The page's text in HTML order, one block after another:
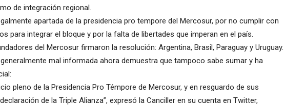
de integración regional.
apartada de la presidencia pro tempore del Mercosur, por no cumplir con
para integrar el bloque y por la falta de libertades que imperan en el país.
del Mercosur firmaron la resolución: Argentina, Brasil, Paraguay y Uruguay.
mal informada ahora demuestra que tampoco sabe sumar y ha
pleno de la Presidencia Pro Témpore de Mercosur, y en resguardo de sus
de la Triple Alianza”, expresó la Canciller en su cuenta en Twitter,